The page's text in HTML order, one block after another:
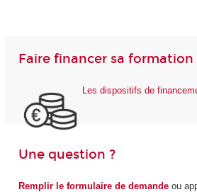
Faire financer sa formation
Les dispositifs de
Une question ?
Remplir le formulaire de demandeou